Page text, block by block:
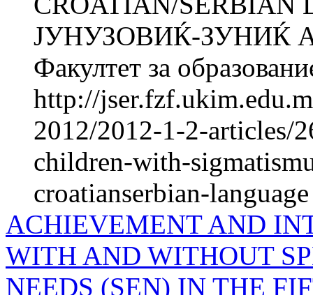
ЈУНУЗОВИЌ-ЗУНИЌ
Факултет за
http://
2012/2012-1-2-articles/
children-with-
croatianserbian-language
ACHIEVEMENT AND
WITH AND WITHOUT
NEEDS (SEN) IN THE